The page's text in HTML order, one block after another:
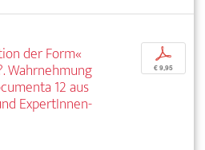
der Form«
Wahrnehmung
12 aus
ExpertInnen-
p
€ 9,95